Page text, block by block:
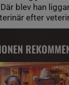
blev han
efter